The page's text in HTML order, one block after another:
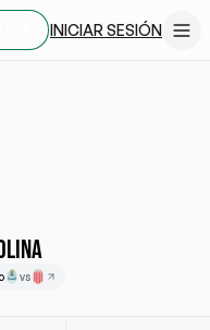
INICIAR SESIÓN
vs